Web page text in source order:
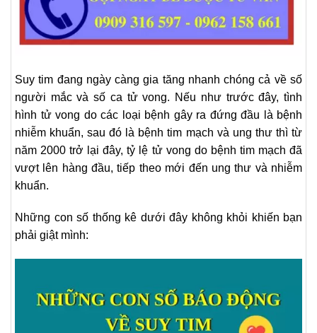
Suy tim đang ngày càng gia tăng nhanh chóng cả về số
người mắc và số ca tử vong. Nếu như trước đây, tình
hình tử vong do các loại bệnh gây ra đứng đầu là bệnh
nhiễm khuẩn, sau đó là bệnh tim mạch và ung thư thì từ
năm 2000 trở lại đây, tỷ lệ tử vong do bệnh tim mạch đã
vượt lên hàng đầu, tiếp theo mới đến ung thư và nhiễm
khuẩn.
Những con số thống kê dưới đây không khỏi khiến bạn
phải giật mình: